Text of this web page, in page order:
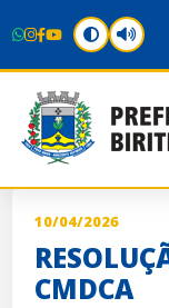
10/04/2026
CMDCA